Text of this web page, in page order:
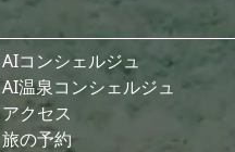
AIコンシェルジュ
AI温泉コンシェルジュ
アクセス
旅の予約